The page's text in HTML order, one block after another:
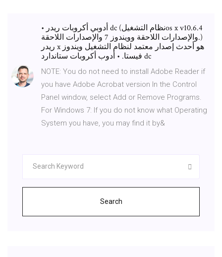
• أدوبي أكروبات ريدر dc (نظام التشغيلos x v10.6.4
والإصدارات اللاحقة وويندوز 7 والإصدارات اللاحقة.)
ريدر x هو أحدث إصدار معتمد لنظام التشغيل ويندوز
فيستا. • أدوب أكروبات ستاندارد dc
NOTE: You do not need to install Adobe Reader if
you have Adobe Acrobat version In the Control
Panel window, select Add or Remove Programs.
For Windows 7: If you do not know what Operating
System you have, you may find it by&
Search